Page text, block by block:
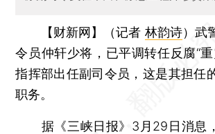
【财新网】（记者 林韵诗） 武
令员仲轩少将，已平调转任反腐“
指挥部出任副司令员，这是其担任
职务。
据《三峡日报》3月29日消息